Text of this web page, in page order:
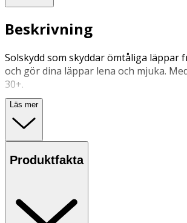
Beskrivning
Solskydd som skyddar ömtåliga läppar
och gör dina läppar lena och mjuka.
30+.
Användning
• Applicera rikligt på läpparna innan du
Ricinus Communis Seed Oil, Ethylhexyl
Butter, Glyceryl Behenate, Octocrylene,
Salicylate, Copernicia Cerifera Cera,
Läs mer
Produktfakta